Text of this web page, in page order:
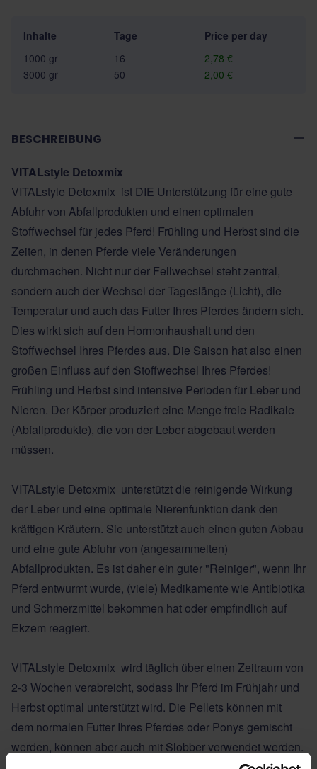
Inhalte Tage
Price per day
1000 gr
16
2,78 €
3000 gr
50 2,00 €
BESCHREIBUNG
VITALstyle Detoxmix
VITALstyle Detoxmix ist DIE Unterstützung für eine gute
Abfuhr von Abfallprodukten und einen optimalen
Stoffwechsel für jedes Pferd! Frühling und Herbst sind die
Zeiten, in denen Pferde viele Veränderungen
durchmachen. Nicht nur der Fellwechsel steht zentral,
sondern auch der Wechsel der Tageslänge (Licht), die
Temperatur und auch das Futter Ihres Pferdes ändern sich.
Dies wirkt sich auf den Hormonhaushalt und den
Stoffwechsel Ihres Pferdes aus. Die Saison hat also einen
großen Einfluss auf den Stoffwechsel Ihres Pferdes!
Frühling und Herbst sind intensive Perioden für Leber und
Nieren. Der Körper produziert eine Menge freie Radikale
(Abfallprodukte), die von der Leber abgebaut werden
müssen.
VITALstyle Detoxmix unterstützt die reinigende Wirkung
der Leber und eine optimale Nierenfunktion dank den
kräftigen Kräutern. Sie unterstützt auch einen guten Abbau
und eine gute Abfuhr von (angesammelten)
Abfallprodukten. Es ist daher ein guter "Reiniger", wenn Ihr
Pferd entwurmt wurde, (viele) Medikamente wie Antibiotika
und Schmerzmittel bekommen hat oder empfindlich auf
Ekzem reagiert.
VITALstyle Detoxmix wird täglich über einen Zeitraum von
2-3 Wochen verabreicht, sodass Ihr Pferd im Frühjahr und
Herbst optimal unterstützt wird. Die Pellets können mit
dem normalen Futter Ihres Pferdes oder Ponys gemischt
werden, können aber auch mit Slobber verwendet werden.